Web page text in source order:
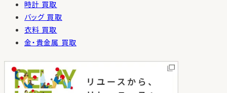
時計 買取
バッグ 買取
衣料 買取
金・貴金属 買取